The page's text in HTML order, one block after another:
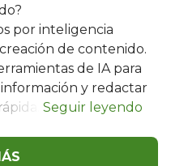
por inteligencia
de contenido.
de IA para
y redactar